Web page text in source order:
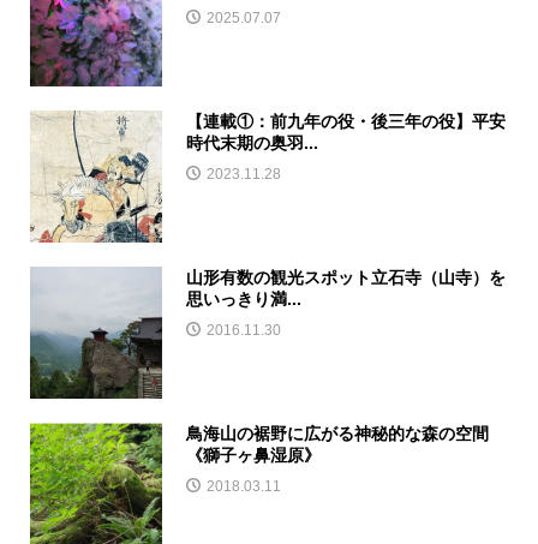
2025.07.07
【連載①：前九年の役・後三年の役】平安
時代末期の奥羽...
2023.11.28
山形有数の観光スポット立石寺（山寺）を
思いっきり満...
2016.11.30
鳥海山の裾野に広がる神秘的な森の空間
《獅子ヶ鼻湿原》
2018.03.11